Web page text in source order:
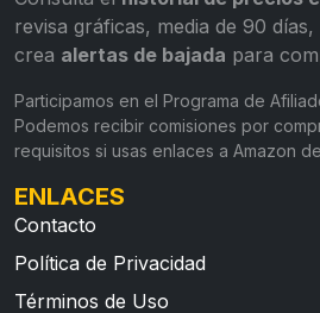
revisa gráficas, media de 90
crea alertas de bajada para
Participamos en el Programa de
Podemos recibir comisiones por
requisitos si usas enlaces a Amazon
ENLACES
Contacto
Política de Privacidad
Términos de Uso